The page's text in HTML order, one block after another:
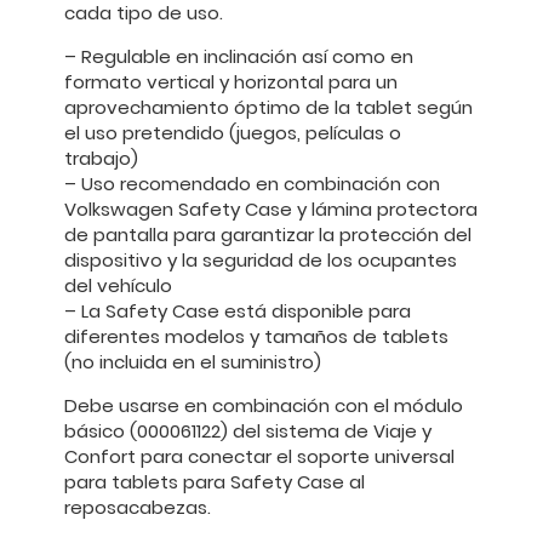
cada tipo de uso.
– Regulable en inclinación así como en
formato vertical y horizontal para un
aprovechamiento óptimo de la tablet según
el uso pretendido (juegos, películas o
trabajo)
– Uso recomendado en combinación con
Volkswagen Safety Case y lámina protectora
de pantalla para garantizar la protección del
dispositivo y la seguridad de los ocupantes
del vehículo
– La Safety Case está disponible para
diferentes modelos y tamaños de tablets
(no incluida en el suministro)
Debe usarse en combinación con el módulo
básico (000061122) del sistema de Viaje y
Confort para conectar el soporte universal
para tablets para Safety Case al
reposacabezas.